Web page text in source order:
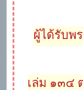
ผู้ได้รับพ
เล่ม ๑๓๔